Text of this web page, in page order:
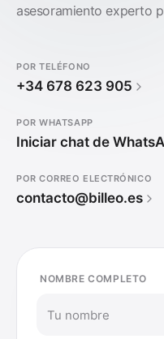
asesoramiento experto
POR TELÉFONO
+34 678 623 905
POR WHATSAPP
Iniciar chat de
POR CORREO ELECTRÓNICO
contacto@billeo.es
NOMBRE COMPLETO